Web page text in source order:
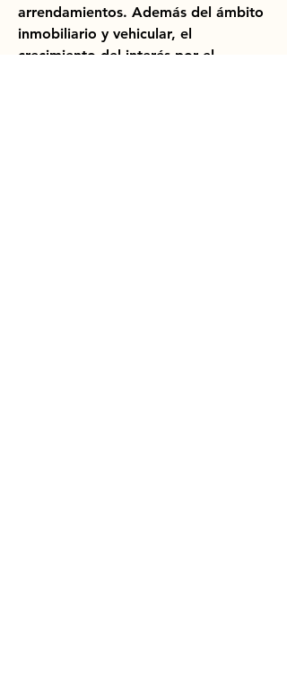
arrendamientos. Además del ámbito
inmobiliario y vehicular, el
crecimiento del interés por el